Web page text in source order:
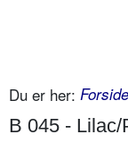
Du er her: Forside
B 045 -